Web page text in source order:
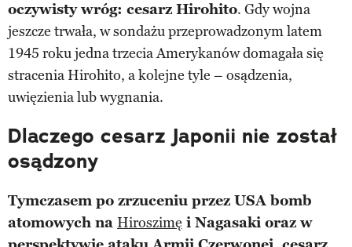
oczywisty wróg: cesarz Hirohito. Gdy wojna
jeszcze trwała, w sondażu przeprowadzonym latem
1945 roku jedna trzecia Amerykanów domagała się
stracenia Hirohito, a kolejne tyle – osądzenia,
uwięzienia lub wygnania.
Dlaczego cesarz Japonii nie został
osądzony
Tymczasem po zrzuceniu przez USA bomb
atomowych na Hiroszimę i Nagasaki oraz w